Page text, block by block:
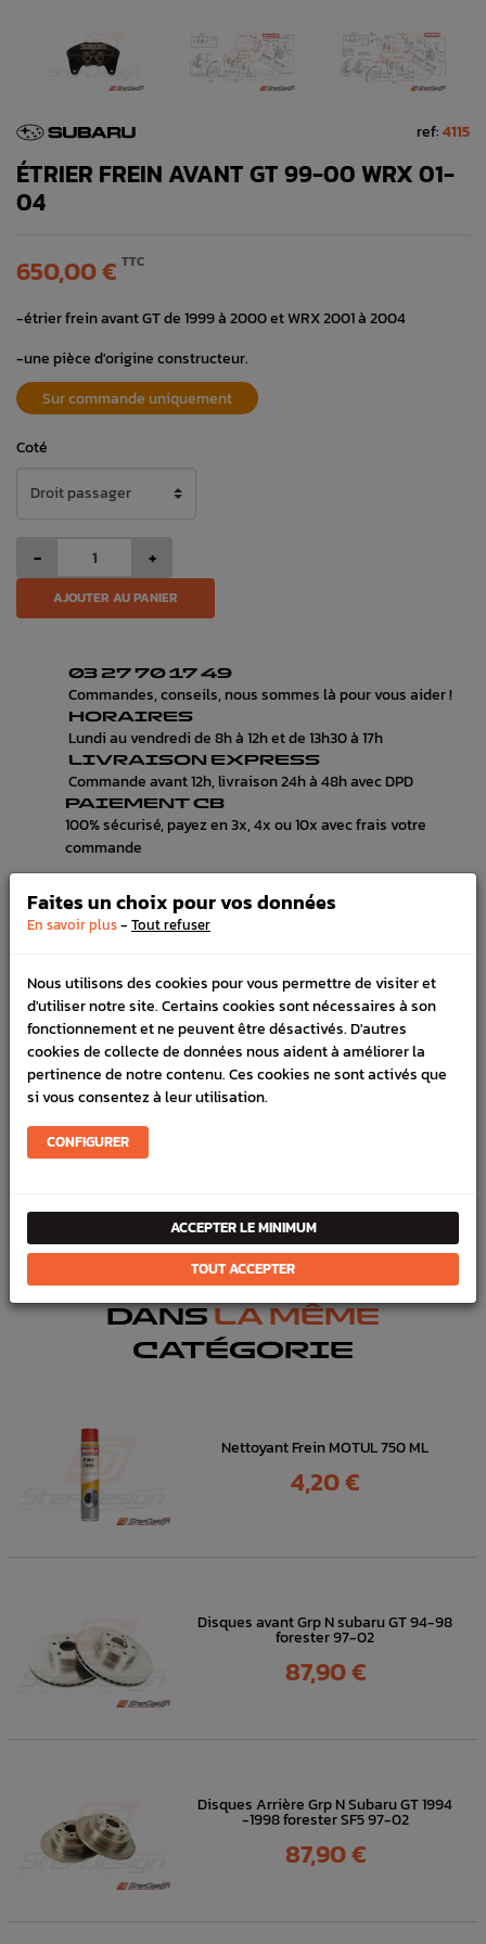
ref:4115
ÉTRIER FREIN AVANT GT 99-00 WRX 01-
04
650,00 € TTC
-étrier frein avant GT de 1999 à 2000 et WRX 2001 à 2004
-une pièce d'origine constructeur.
Sur commande uniquement
Coté
- +
AJOUTER AU PANIER
03 27 70 17 49
Commandes, conseils, nous sommes là pour vous aider !
HORAIRES
Lundi au vendredi de 8h à 12h et de 13h30 à 17h
LIVRAISON EXPRESS
Commande avant 12h, livraison 24h à 48h avec DPD
PAIEMENT CB
100% sécurisé, payez en 3x, 4x ou 10x avec frais votre
commande
DÉTAILS DU PRODUIT
LIVRAISON
VÉHICULES COMPATIBLE
SCHÉMA CONSTRUCTEUR
Marque :SUBARU
Référence :4115
Freinage
Etrier et Kit frein
DANSLA MÊME
CATÉGORIE
Nettoyant Frein MOTUL 750 ML
Prix
4,20 €
Disques avant Grp N subaru GT 94-98
forester 97-02
Prix
87,90 €
Disques Arrière Grp N Subaru GT 1994
-1998 forester SF5 97-02
Prix
87,90 €
Faites un choix pour vos données
En savoir plus- Tout refuser
Nous utilisons des cookies pour vous permettre de visiter et
d'utiliser notre site. Certains cookies sont nécessaires à son
fonctionnement et ne peuvent être désactivés. D'autres
cookies de collecte de données nous aident à améliorer la
pertinence de notre contenu. Ces cookies ne sont activés que
si vous consentez à leur utilisation.
CONFIGURER
ACCEPTER LE MINIMUM
TOUT ACCEPTER